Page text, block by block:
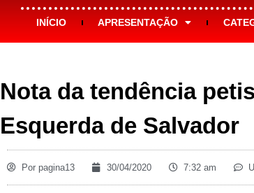
INÍCIO APRESENTAÇÃO
Nota da tendência
Esquerda de Salvador
Por pagina13 30/04/2020 7:32 am